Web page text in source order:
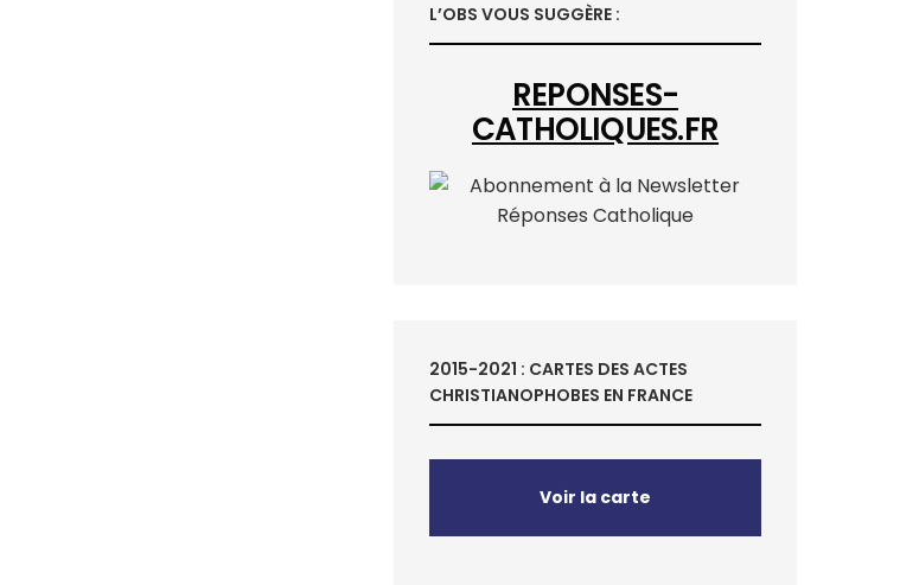
L’OBS VOUS SUGGÈRE :
REPONSES-
CATHOLIQUES.FR
2015-2021 : CARTES DES ACTES
CHRISTIANOPHOBES EN FRANCE
Voir la carte